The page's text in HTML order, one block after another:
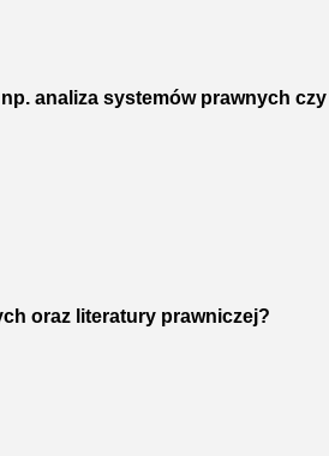
analiza systemów prawnych czy
oraz literatury prawniczej?